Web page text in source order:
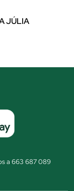
JÚLIA
a 663 687 089